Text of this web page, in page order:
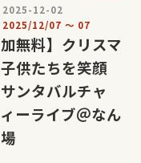
2025-12-02
2025/12/07 〜 07
加無料】クリスマ
供たちを笑顔
ンタバルチャ
ーライブ＠なん